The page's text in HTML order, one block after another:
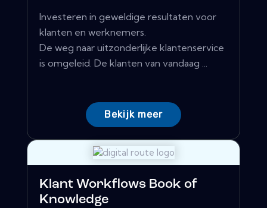
Investeren in geweldige resultaten voor
klanten en werknemers.
De weg naar uitzonderlijke klantenservice
is omgeleid. De klanten van vandaag ...
Bekijk meer
Klant Workflows Book of
Knowledge